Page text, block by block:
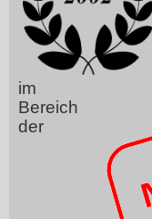
im
Bereich
der